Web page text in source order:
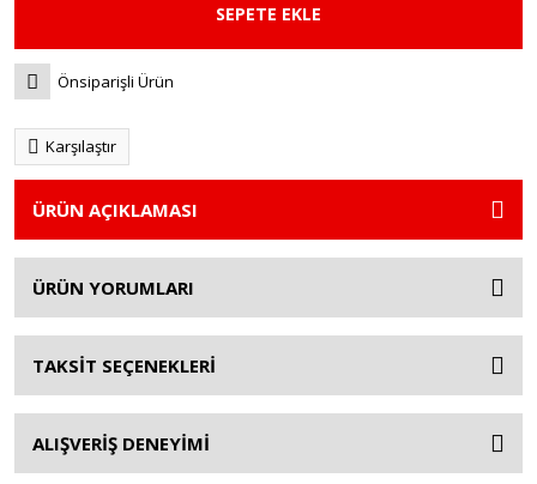
SEPETE EKLE
Önsiparişli Ürün
Karşılaştır
ÜRÜN AÇIKLAMASI
ÜRÜN YORUMLARI
TAKSİT SEÇENEKLERİ
ALIŞVERİŞ DENEYİMİ